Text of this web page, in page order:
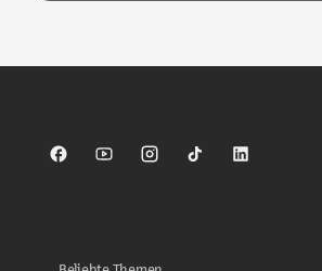
Sparkasse auf Facebook
Sparkasse auf Youtube
Sparkasse auf Instagram
Sparkasse auf TikTok
Sparkasse